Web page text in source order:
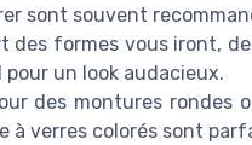
sont souvent
des formes vous iront,
un look audacieux.
des montures rondes
à verres colorés sont